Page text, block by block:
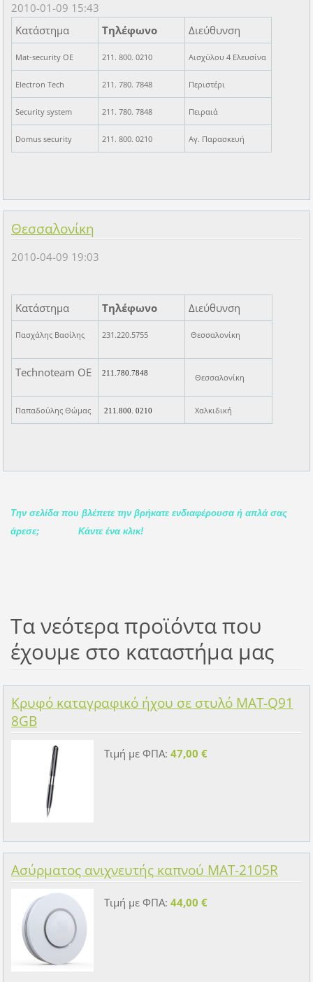
2010-01-09 15:43
Κατάστημα
Τηλέφωνο Διεύθυνση
Mat-security OE 211. 800. 0210 Αισχύλου 4 Ελευσίνα
Electron Tech 211. 780. 7848 Περιστέρι
Security system 211. 780. 7848 Πειραιά
Domus security 211. 800. 0210 Αγ. Παρασκευή
Θεσσαλονίκη
2010-04-09 19:03
Κατάστημα Τηλέφωνο Διεύθυνση
Πασχάλης Βασίλης 231.220.5755 Θεσσαλονίκη
Technoteam ΟΕ 211.780.7848 Θεσσαλονίκη
Παπαδούλης Θώμας 211.800. 0210 Χαλκιδική
Την σελίδα που βλέπετε την βρήκατε ενδιαφέρουσα ή απλά σας
άρεσε; Κάντε ένα κλικ!
Τα νεότερα προϊόντα που
έχουμε στο καταστήμα μας
Κρυφό καταγραφικό ήχου σε στυλό MAT-Q91
8GB
Τιμή με ΦΠΑ: 47,00 €
Ασύρματος ανιχνευτής καπνού MAT-2105R
Τιμή με ΦΠΑ: 44,00 €